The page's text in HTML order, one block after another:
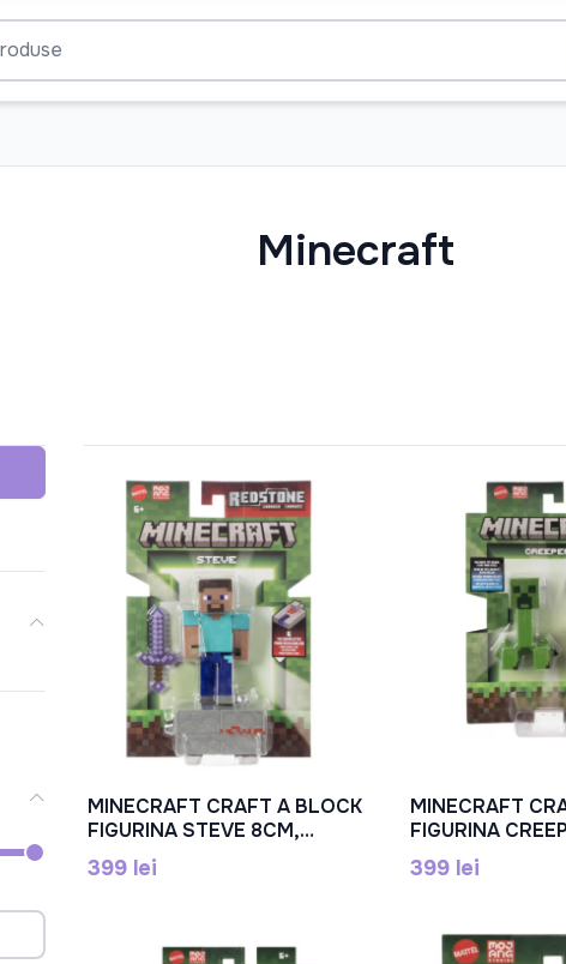
Minecraft
În Coș
MINECRAFT CRAFT A BLOCK
FIGURINA STEVE 8CM,
MTGTP08_JCN28
399 lei
În
MINECRAFT
FIGURINA
MTGTP08_JCN29
399 lei